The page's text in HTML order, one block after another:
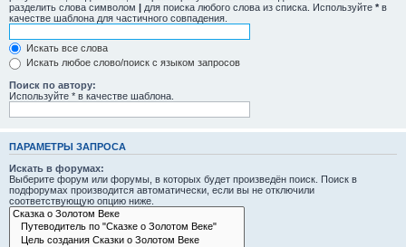
разделить слова символом | для поиска любого слова из списка. Используйте * в
качестве шаблона для частичного совпадения.
Искать все слова
Искать любое слово/поиск с языком запросов
Поиск по автору:
Используйте * в качестве шаблона.
ПАРАМЕТРЫ ЗАПРОСА
Искать в форумах:
Выберите форум или форумы, в которых будет произведён поиск. Поиск в
подфорумах производится автоматически, если вы не отключили
соответствующую опцию ниже.